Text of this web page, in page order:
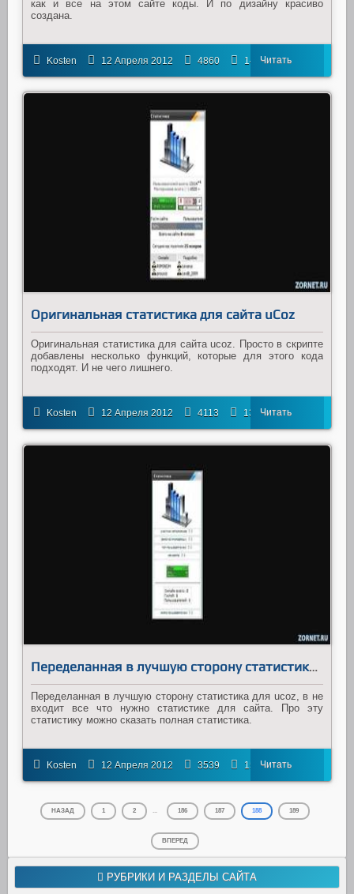
как и все на этом сайте коды. И по дизайну красиво
создана.
Kosten 12 Апреля 2012 4860 14 Читать
далее
Оригинальная статистика для сайта uCoz
Оригинальная статистика для сайта ucoz. Просто в скрипте
добавлены несколько функций, которые для этого кода
подходят. И не чего лишнего.
Kosten 12 Апреля 2012 4113 13 Читать
далее
Переделанная в лучшую сторону статистика для ucoz
Переделанная в лучшую сторону статистика для ucoz, в не
входит все что нужно статистике для сайта. Про эту
статистику можно сказать полная статистика.
Kosten 12 Апреля 2012 3539 15 Читать
НАЗАД 1 2 ... 186 187 188 189
ВПЕРЕД
РУБРИКИ И РАЗДЕЛЫ САЙТА